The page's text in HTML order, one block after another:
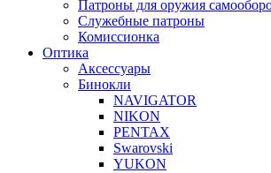
Патроны для оружия
Служебные патроны
Комиссионка
Оптика
Аксессуары
Бинокли
NAVIGATOR
NIKON
PENTAX
Swarovski
YUKON